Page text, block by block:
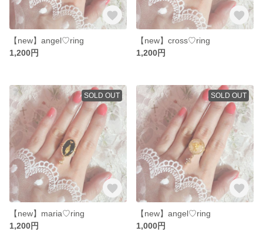
【new】angel♡ring
1,200円
【new】cross♡ring
1,200円
SOLD OUT
【new】maria♡ring
1,200円
SOLD OUT
【new】angel♡ring
1,000円